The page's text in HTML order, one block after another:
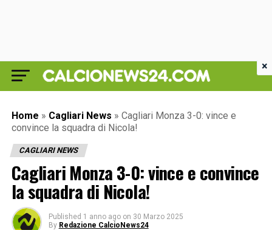
Home » Cagliari News » Cagliari Monza 3-0: vince e
convince la squadra di Nicola!
CAGLIARI NEWS
Cagliari Monza 3-0: vince e convince
la squadra di Nicola!
Published 1 anno ago on 30 Marzo 2025
By Redazione CalcioNews24
×